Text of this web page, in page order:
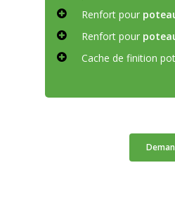
Renfort pour
Renfort pour
Cache de finition